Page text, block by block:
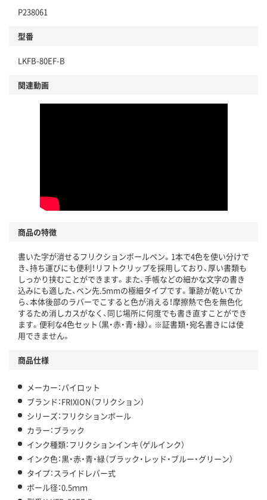
P238061
型番
LKFB-80EF-B
関連動画
商品の特徴
書いた字が消せるフリクションボールペン。1本で4色を使い分けで
き、持ち運びにも便利！リフトクリップを採用しており、厚い書類も
しっかり挟むことができます。また、手帳などの細かな文字の書き
込みにも適した、ペン先.5mmの極細タイプです。筆跡が乾いてか
ら、本体後部のラバーでこすると色が消える！摩擦熱で色を無色化
するため消しカスがなく、同じ場所に何度でも書き直すことができ
ます。便利な4色セット（黒・赤・青・緑）。※証書類・宛名書きには使
用できません。
商品仕様
メーカー：パイロット
ブランド：FRIXION（フリクション）
シリーズ：フリクションボール
カラー：ブラック
インク種類：フリクションインキ（ゲルインク）
インク色：黒・赤・青・緑（ブラック・レッド・ブルー・グリーン）
タイプ：スライドレバー式
ボール径：0.5ｍｍ